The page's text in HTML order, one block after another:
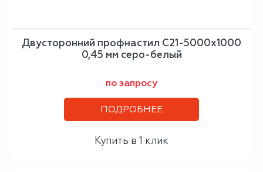
Двусторонний профнастил С21-5000х1000
0,45 мм серо-белый
по запросу
ПОДРОБНЕЕ
Купить в 1 клик